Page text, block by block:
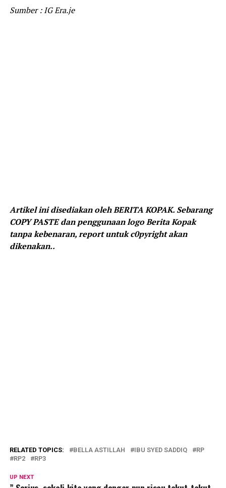
Sumber : IG Era.je
Artikel ini disediakan oleh BERITA KOPAK. Sebarang
COPY PASTE dan penggunaan logo Berita Kopak
tanpa kebenaran, report untuk c0pyright akan
dikenakan..
RELATED TOPICS: BELLA ASTILLAH IBU SYED SADDIQ
RP
RP2
RP3
UP NEXT